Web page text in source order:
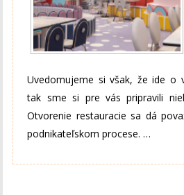
Uvedomujeme si však, že ide o
tak sme si pre vás pripravili
Otvorenie restauracie sa dá
podnikateľskom procese.…